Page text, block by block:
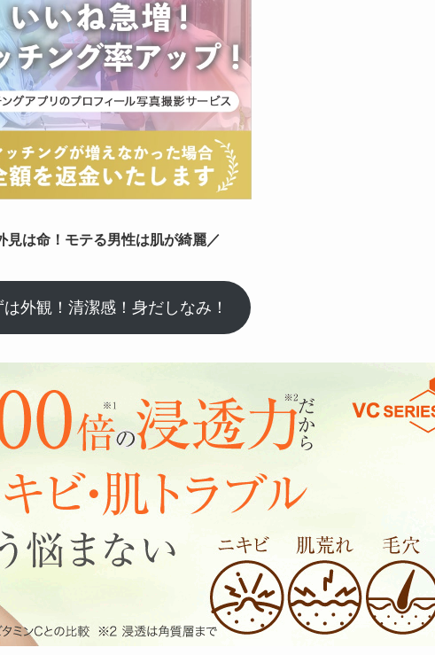
見は命！モテる男性は肌が綺麗／
は外観！清潔感！身だしなみ！